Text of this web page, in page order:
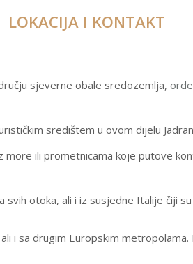
LOKACIJA I KONTAKT
sjeverne obale sredozemlja,
središtem u ovom dijelu
ili prometnicama koje putove
svih otoka, ali i iz susjedne Italije čiji
i sa drugim Europskim